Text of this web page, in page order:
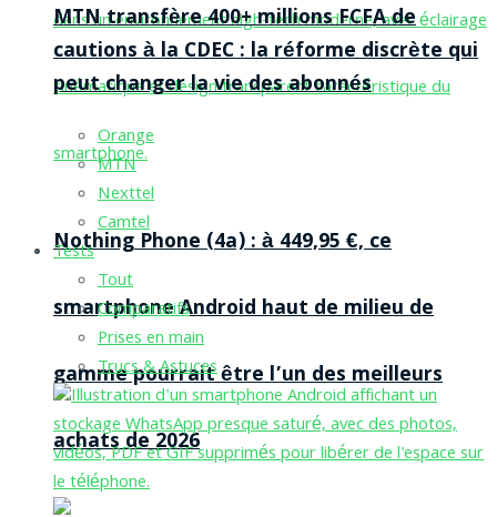
Nothing Phone (4a) : à 449,95 €, ce
smartphone Android haut de milieu de
gamme pourrait être l’un des meilleurs
achats de 2026
MTN transfère 400+ millions FCFA de
cautions à la CDEC : la réforme discrète qui
peut changer la vie des abonnés
Orange
MTN
Nexttel
Camtel
Tests
Tout
Comparatifs
Prises en main
Trucs & Astuces